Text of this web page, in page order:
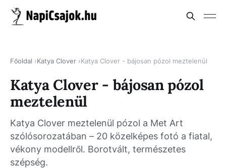
Főoldal Katya Clover Katya Clover - bájosan pózol meztelenül
Katya Clover - bájosan pózol
meztelenül
Katya Clover meztelenül pózol a Met Art
szólósorozatában – 20 közelképes fotó a fiatal,
vékony modellről. Borotvált, természetes
szépség.